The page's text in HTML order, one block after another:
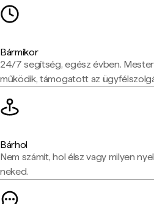
Bármikor
24/7 segítség, egész évben.
működik, támogatott az
Bárhol
Nem számít, hol élsz vagy milyen
neked.